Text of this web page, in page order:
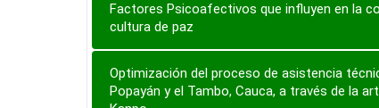
Factores Psicoafectivos que influyen en la
cultura de paz
Optimización del proceso de asistencia
Popayán y el Tambo, Cauca, a través de la